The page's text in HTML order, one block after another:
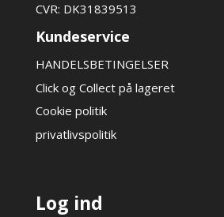
CVR: DK31839513
Kundeservice
HANDELSBETINGELSER
Click og Collect på lageret
Cookie politik
privatlivspolitik
Log ind